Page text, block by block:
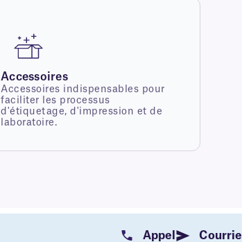
Accessoires
Accessoires indispensables pour
faciliter les processus
d'étiquetage, d'impression et de
laboratoire.
Appel Courriel